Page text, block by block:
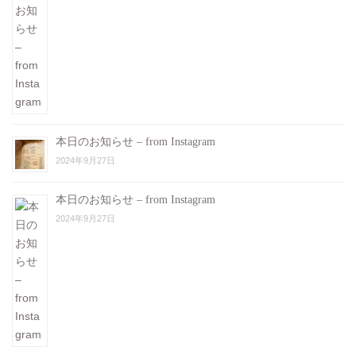
本日のお知らせ – from Instagram
2024年9月27日
本日のお知らせ – from Instagram
2024年9月27日